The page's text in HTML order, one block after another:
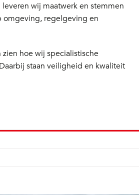
wij maatwerk en stemmen
omgeving, regelgeving en
hoe wij specialistische
staan veiligheid en kwaliteit